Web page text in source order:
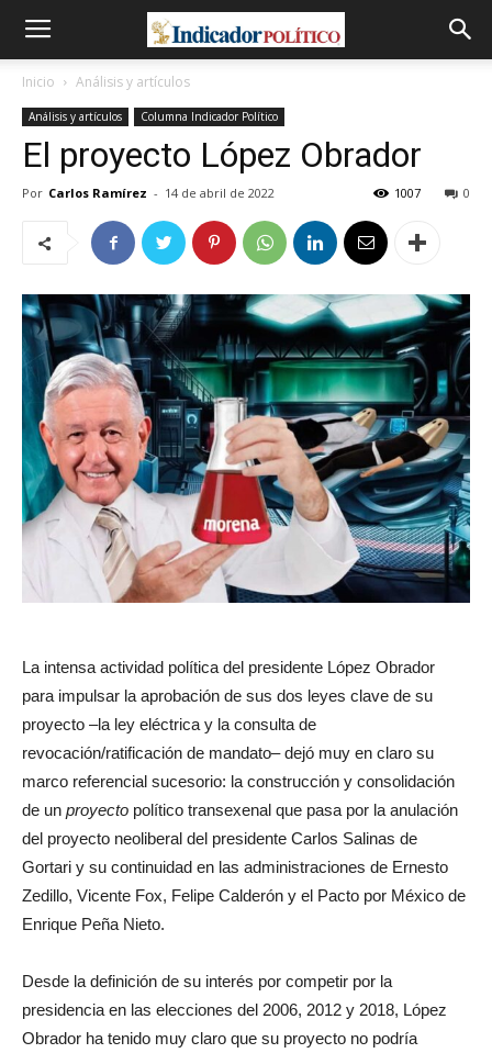
Inicio Análisis y artículos
Análisis y artículos Columna Indicador Político
El proyecto López Obrador
Por Carlos Ramírez - 14 de abril de 2022 0
1007
La intensa actividad política del presidente López Obrador
para impulsar la aprobación de sus dos leyes clave de su
proyecto –la ley eléctrica y la consulta de
revocación/ratificación de mandato– dejó muy en claro su
marco referencial sucesorio: la construcción y consolidación
de un proyecto político transexenal que pasa por la anulación
del proyecto neoliberal del presidente Carlos Salinas de
Gortari y su continuidad en las administraciones de Ernesto
Zedillo, Vicente Fox, Felipe Calderón y el Pacto por México de
Enrique Peña Nieto.
Desde la definición de su interés por competir por la
presidencia en las elecciones del 2006, 2012 y 2018, López
Obrador ha tenido muy claro que su proyecto no podría